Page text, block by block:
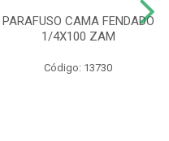
PARAFUSO CAMA FENDADO
1/4X100 ZAM
Código: 13730